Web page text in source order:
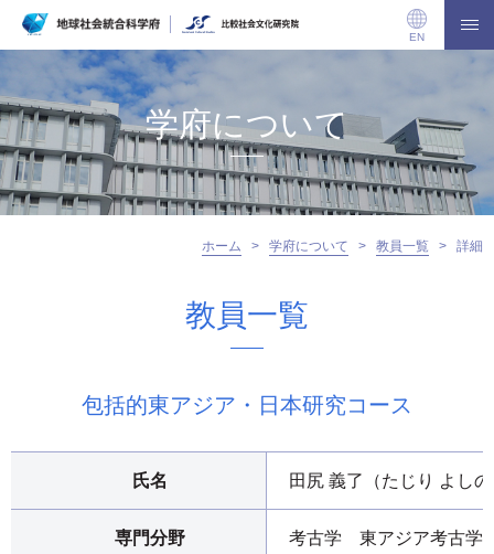
EN
学府について
ホーム > 学府について > 教員一覧 > 詳細
教員一覧
包括的東アジア・日本研究コース
氏名 田尻 義了（たじり よし
専門分野 考古学 東アジア考古学